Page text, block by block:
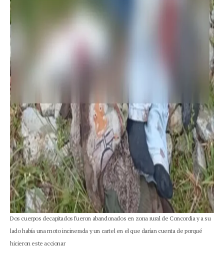
Dos cuerpos decapitados fueron abandonados en zona rural de Concordia y a su
lado había una moto incinerada y un cartel en el que darían cuenta de porqué
hicieron este accionar